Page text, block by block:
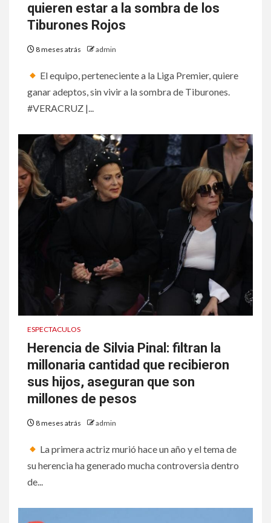
quieren estar a la sombra de los
Tiburones Rojos
8 meses atrás admin
El equipo, perteneciente a la Liga Premier, quiere
ganar adeptos, sin vivir a la sombra de Tiburones.
#VERACRUZ |...
ESPECTACULOS
Herencia de Silvia Pinal: filtran la
millonaria cantidad que recibieron
sus hijos, aseguran que son
millones de pesos
8 meses atrás admin
La primera actriz murió hace un año y el tema de
su herencia ha generado mucha controversia dentro
de...